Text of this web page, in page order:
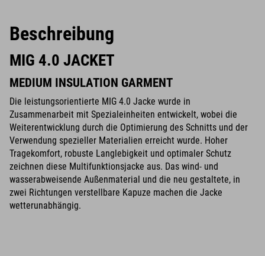
Beschreibung
MIG 4.0 JACKET
MEDIUM INSULATION GARMENT
Die leistungsorientierte MIG 4.0 Jacke wurde in
Zusammenarbeit mit Spezialeinheiten entwickelt, wobei die
Weiterentwicklung durch die Optimierung des Schnitts und der
Verwendung spezieller Materialien erreicht wurde. Hoher
Tragekomfort, robuste Langlebigkeit und optimaler Schutz
zeichnen diese Multifunktionsjacke aus. Das wind- und
wasserabweisende Außenmaterial und die neu gestaltete, in
zwei Richtungen verstellbare Kapuze machen die Jacke
wetterunabhängig.